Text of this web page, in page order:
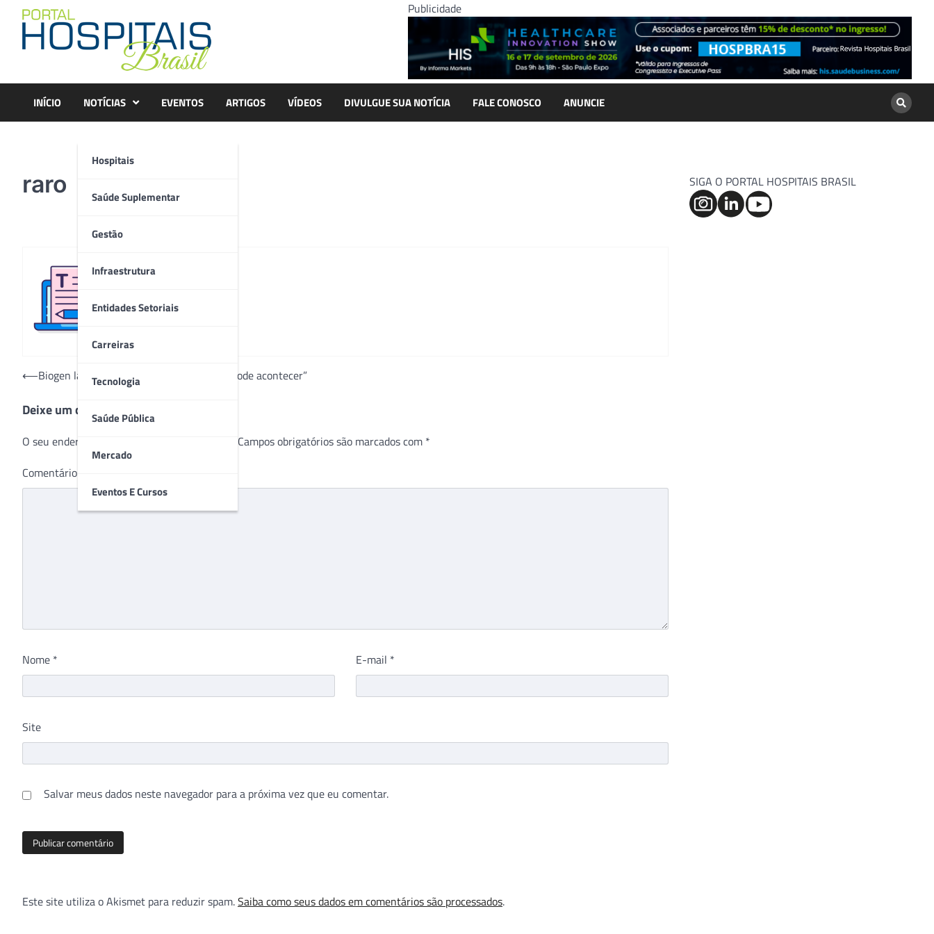
content
Publicidade
INÍCIO NOTÍCIAS
Hospitais
Saúde Suplementar
Gestão
Infraestrutura
Entidades Setoriais
Carreiras
Tecnologia
Saúde Pública
Mercado
Eventos E Cursos
EVENTOS ARTIGOS VÍDEOS DIVULGUE SUA NOTÍCIA FALE CONOSCO ANUNCIE
raro
Navegação
Post
⟵Biogen lança campanha “O raro também pode acontecer”
Deixe um comentário
O seu endereço de e-mail não será publicado. Campos obrigatórios são marcados com *
Comentário
Nome * E-mail *
Site
Salvar meus dados neste navegador para a próxima vez que eu comentar.
Este site utiliza o Akismet para reduzir spam.Saiba como seus dados em comentários são processados.
SIGA O PORTAL HOSPITAIS BRASIL